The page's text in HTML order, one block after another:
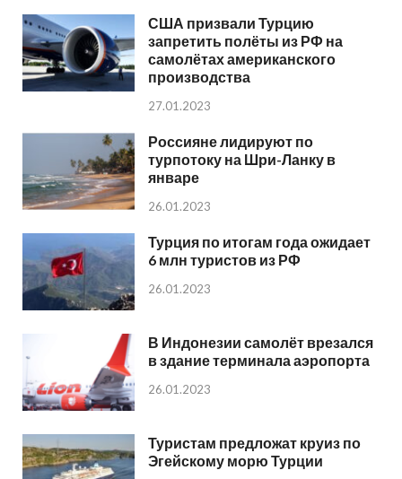
США призвали Турцию
запретить полёты из РФ на
самолётах американского
производства
27.01.2023
Россияне лидируют по
турпотоку на Шри-Ланку в
январе
26.01.2023
Турция по итогам года ожидает
6 млн туристов из РФ
26.01.2023
В Индонезии самолёт врезался
в здание терминала аэропорта
26.01.2023
Туристам предложат круиз по
Эгейскому морю Турции